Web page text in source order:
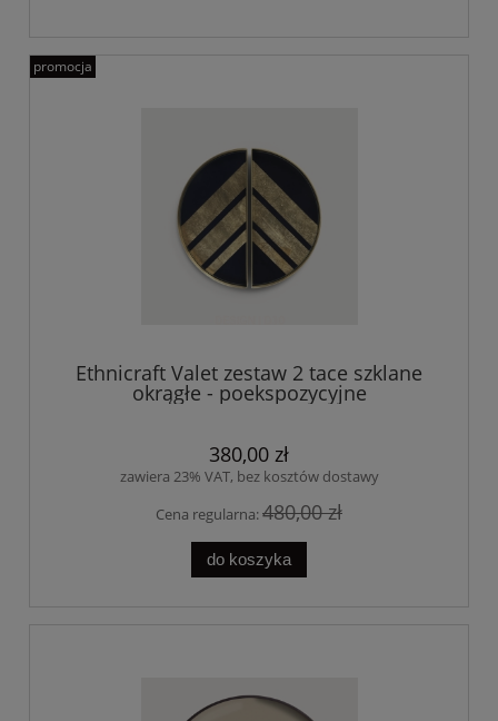
Ethnicraft Valet zestaw 2 tace szklane
okrągłe - poekspozycyjne
380,00 zł
zawiera 23% VAT, bez kosztów dostawy
Cena regularna:480,00 zł
do koszyka
promocja